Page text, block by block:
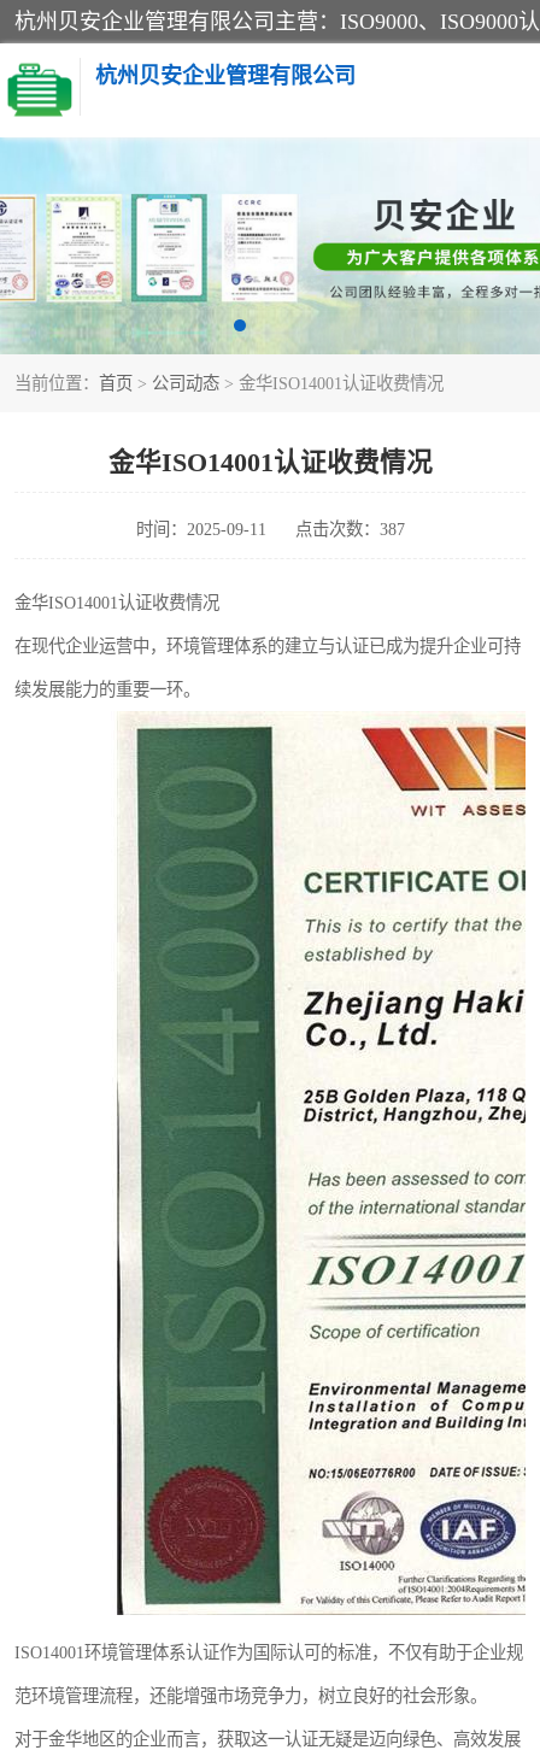
杭州贝安企业管理有限公司
当前位置： 首页 > 公司动态 > 金华ISO14001认证收费情况
金华ISO14001认证收费情况
时间：2025-09-11 点击次数：387
金华ISO14001认证收费情况
在现代企业运营中，环境管理体系的建立与认证已成为提升企业可持
续发展能力的重要一环。
ISO14001环境管理体系认证作为国际认可的标准，不仅有助于企业规
范环境管理流程，还能增强市场竞争力，树立良好的社会形象。
对于金华地区的企业而言，获取这一认证无疑是迈向绿色、高效发展
CE认证
SA认证
OHSAS18001认证
45001认证